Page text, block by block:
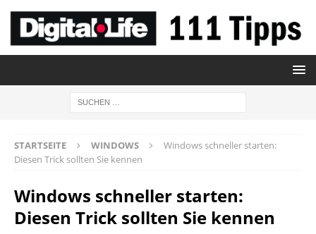
STARTSEITE WINDOWS
Windows schneller starten:
Diesen Trick sollten Sie kennen
Windows schneller starten:
Diesen Trick sollten Sie kennen